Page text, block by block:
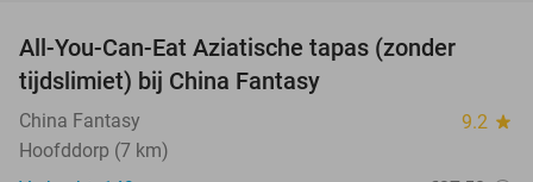
All-You-Can-Eat Aziatische tapas (zonder
tijdslimiet) bij China Fantasy
China Fantasy 9.2 star
Hoofddorp (7 km)